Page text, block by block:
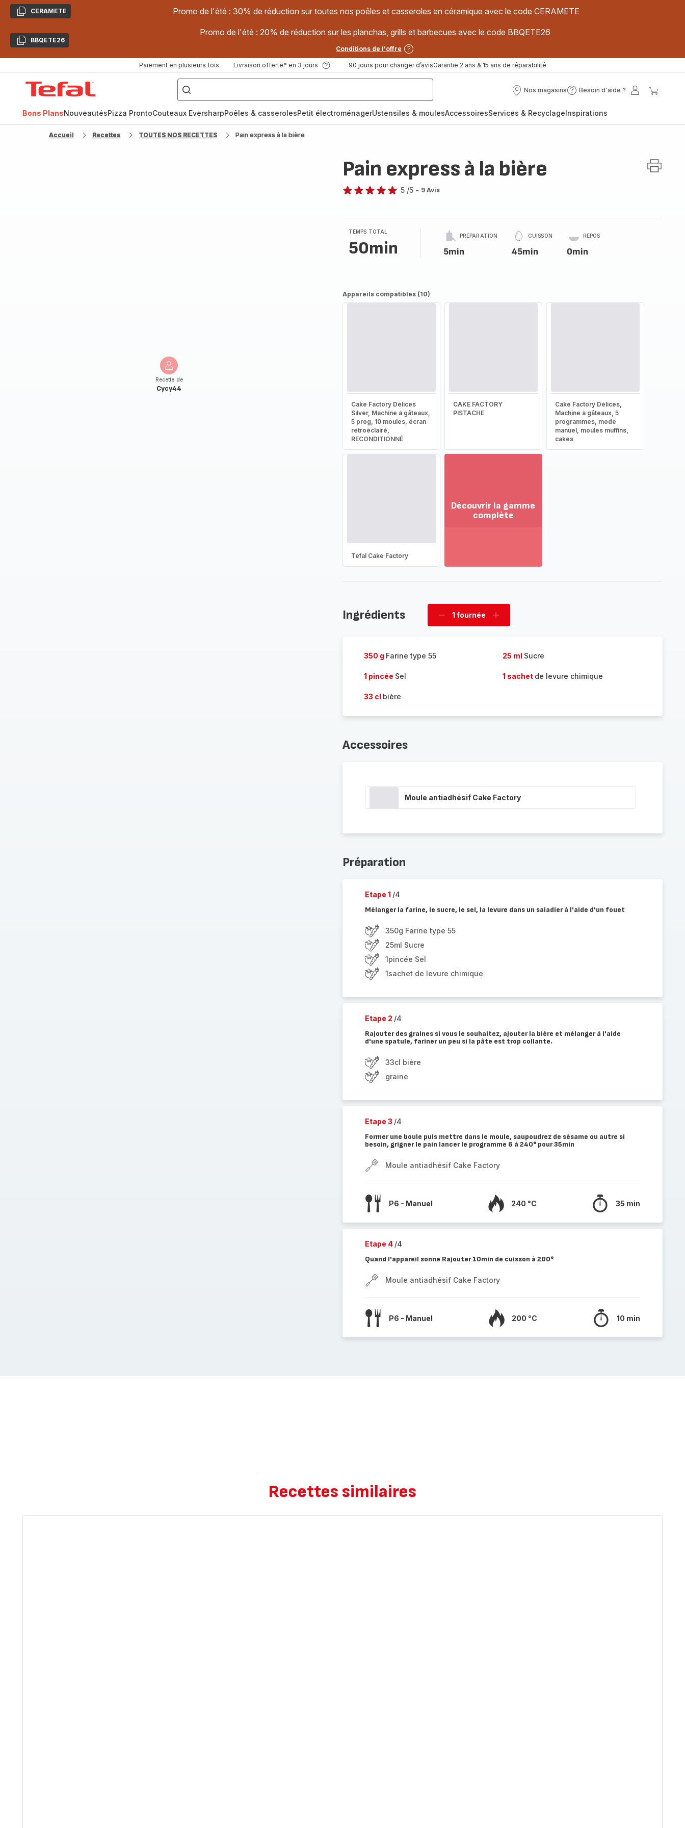
CopierCERAMETE Promo de l'été : 30% de réduction sur toutes nos poêles et casseroles en céramique avec le code CERAMETE
CopierBBQETE26
Promo de l'été : 20% de réduction sur les planchas, grills et barbecues avec le code BBQETE26
Conditions de l'offre
Paiement en plusieurs fois Livraison offerte* en 3 jours 90 jours pour changer d’avisGarantie 2 ans & 15 ans de réparabilité
["Poêles
inox,
Cake
Factory,
Nos magasins
Nos
Besoin d'aide ?
Besoin
?
Mon
Bons PlansNouveautésPizza ProntoCouteaux EversharpPoêles & casserolesPetit électroménagerUstensiles & moulesAccessoiresServices & RecyclageInspirations
Accueil Recettes TOUTES NOS RECETTES Pain express à la bière
Recette de
Cycy44
Pain express à la bière
étoiles
(moyenne)
5 /5 - 9 Avis
TEMPS TOTAL
50min
PRÉPARATION
5min
CUISSON
45min
REPOS
0min
Appareils compatibles (10)
Cake Factory Délices
Silver, Machine à gâteaux,
5 prog, 10 moules, écran
rétroéclairé,
RECONDITIONNÉ
CAKE FACTORY
PISTACHE
Cake Factory Délices,
Machine à gâteaux, 5
programmes, mode
manuel, moules muffins,
cakes
Tefal Cake Factory
Découvrir la gamme
complète
la
Ingrédients
Supprimer
1 fournée
Ajouter
350 g Farine type 55 25 ml Sucre
1 pincée Sel 1 sachet de levure chimique
33 cl bière
Accessoires
Moule antiadhésif Cake Factory
Préparation
Etape 1 /4
Mélanger la farine, le sucre, le sel, la levure dans un saladier à l'aide d'un fouet
350g Farine type 55
25ml Sucre
1pincée Sel
1sachet de levure chimique
Etape 2 /4
Rajouter des graines si vous le souhaitez, ajouter la bière et mélanger à l'aide
d'une spatule, fariner un peu si la pâte est trop collante.
33cl bière
graine
Etape 3 /4
Former une boule puis mettre dans le moule, saupoudrez de sésame ou autre si
besoin, grigner le pain lancer le programme 6 à 240° pour 35min
Moule antiadhésif Cake Factory
P6 - Manuel 240 °C 35 min
Etape 4 /4
Quand l'appareil sonne Rajouter 10min de cuisson à 200°
Moule antiadhésif Cake Factory
P6 - Manuel 200 °C 10 min
Recettes similaires